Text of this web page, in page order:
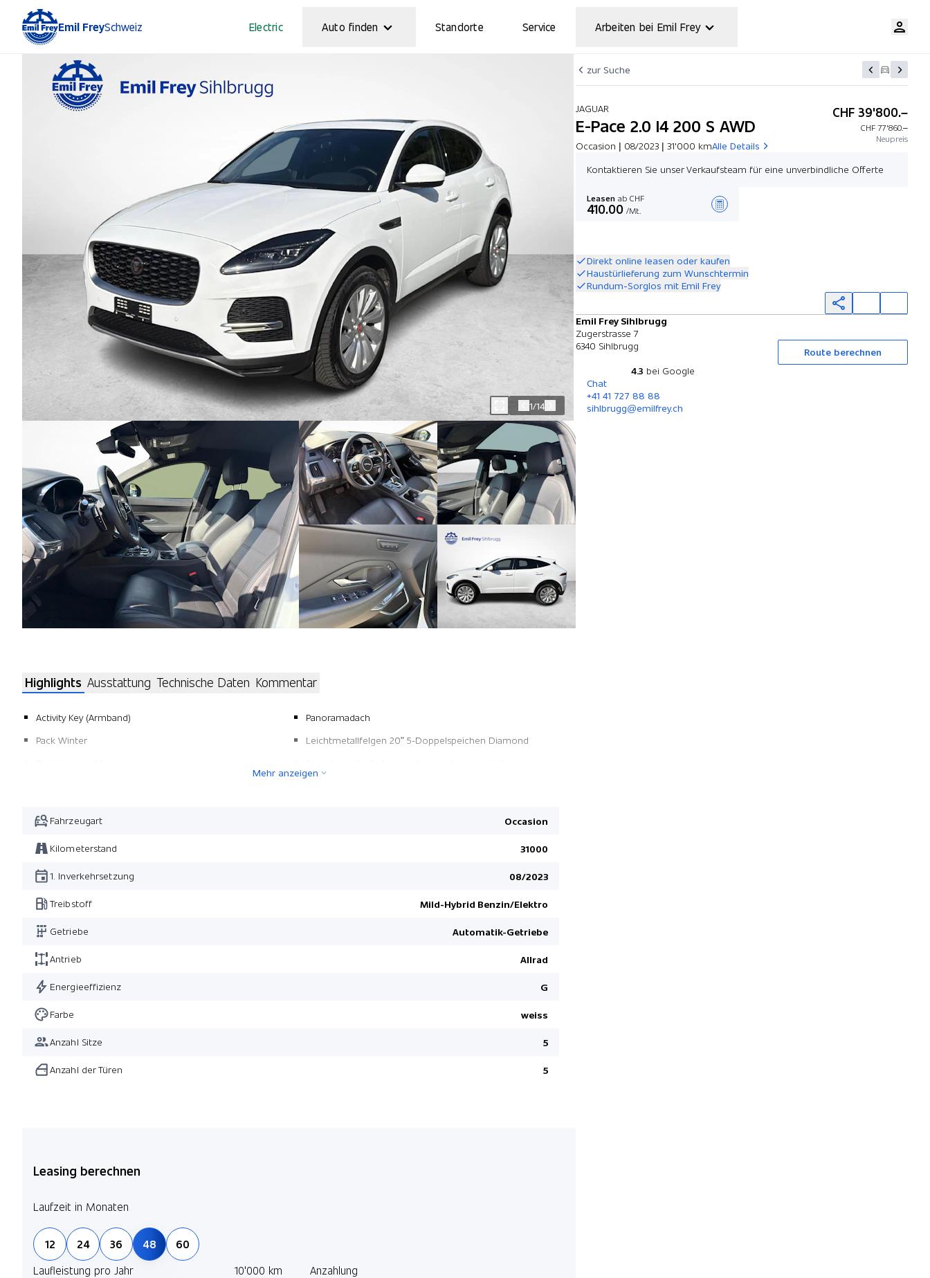
Emil FreySchweiz Electric Auto finden Standorte Service Arbeiten bei Emil Frey
zur Suche
JAGUAR
E-Pace 2.0 I4 200 S AWD
Occasion | 08/2023 | 31'000 kmAlle Details
CHF 39'800.–
CHF 77'860.–
Neupreis
Kontaktieren Sie unser Verkaufsteam für eine unverbindliche Offerte
Leasen ab CHF
410.00 /Mt.
Direkt online leasen oder kaufen
Haustürlieferung zum Wunschtermin
Rundum-Sorglos mit Emil Frey
Emil Frey Sihlbrugg
Zugerstrasse 7
6340 Sihlbrugg
Route berechnen
4.3 bei Google
Chat
+41 41 727 88 88
sihlbrugg@emilfrey.ch
1/14
Highlights Ausstattung Technische Daten Kommentar
Activity Key (Armband)
Pack Winter
Pack Fahrassistenz
Wireless Charging für mobile Geräte/ Signalverstärker
Fussmatten
Panoramadach
Leichtmetallfelgen 20" 5-Doppelspeichen Diamond
Mehr anzeigen
Fahrzeugart Occasion
Kilometerstand 31000
1. Inverkehrsetzung 08/2023
Treibstoff Mild-Hybrid Benzin/Elektro
Getriebe Automatik-Getriebe
Antrieb Allrad
Energieeffizienz G
Farbe weiss
Anzahl Sitze 5
Anzahl der Türen 5
Leasing berechnen
Laufzeit in Monaten
12 24 36 48
60
Laufleistung pro Jahr
10'000 km Anzahlung